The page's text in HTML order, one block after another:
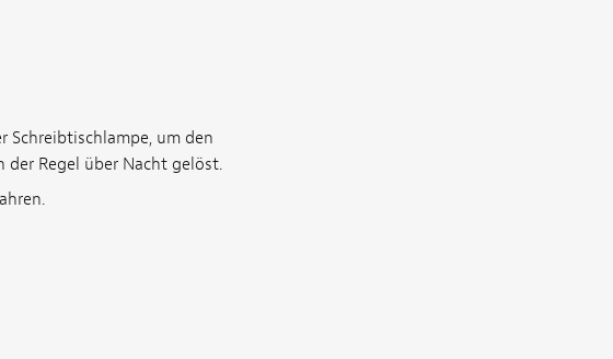
Schreibtischlampe, um den
der Regel über Nacht gelöst.